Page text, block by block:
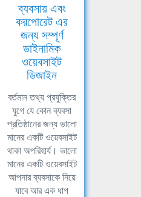
ব্যবসায় এবং
করপোরেট এর
জন্য সম্পূর্ণ
ডাইনামিক
ওয়েবসাইট
ডিজাইন
বর্তমান তথ্য প্রযুক্তির
যুগে যে কোন ব্যবসা
প্রতিষ্ঠানের জন্য ভালো
মানের একটি ওয়েবসাইট
থাকা অপরিহার্য। ভালো
মানের একটি ওয়েবসাইট
আপনার ব্যবসাকে নিয়ে
যাবে আর এক ধাপ